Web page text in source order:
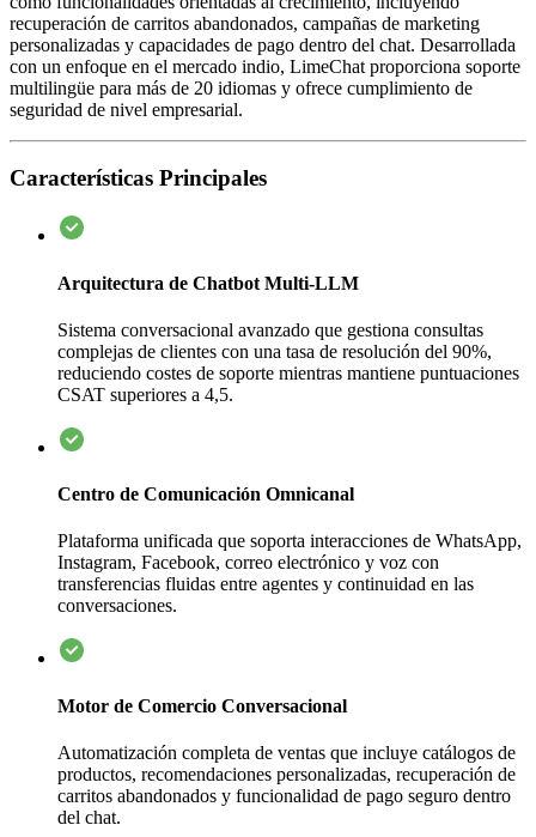
recuperación de carritos abandonados, campañas de marketing
personalizadas y capacidades de pago dentro del chat. Desarrollada
con un enfoque en el mercado indio, LimeChat proporciona soporte
multilingüe para más de 20 idiomas y ofrece cumplimiento de
seguridad de nivel empresarial.
Características Principales
Arquitectura de Chatbot Multi-LLM
Sistema conversacional avanzado que gestiona consultas
complejas de clientes con una tasa de resolución del 90%,
reduciendo costes de soporte mientras mantiene puntuaciones
CSAT superiores a 4,5.
Centro de Comunicación Omnicanal
Plataforma unificada que soporta interacciones de WhatsApp,
Instagram, Facebook, correo electrónico y voz con
transferencias fluidas entre agentes y continuidad en las
conversaciones.
Motor de Comercio Conversacional
Automatización completa de ventas que incluye catálogos de
productos, recomendaciones personalizadas, recuperación de
carritos abandonados y funcionalidad de pago seguro dentro
del chat.